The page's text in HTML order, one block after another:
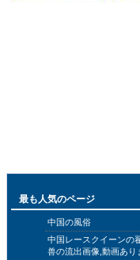
最も人気のページ
中国の風俗
中国レースクイーンの
兽の流出画像,動画あり